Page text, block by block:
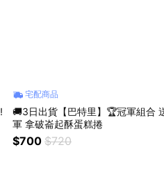
宅配商品
🚚3日出貨【巴特里】🏆冠軍組合
軍 拿破崙起酥蛋糕捲
$700 $720